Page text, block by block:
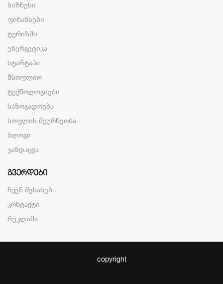
ბიზნესი
ფინანსები
ტურიზმი
ენერგეტიკა
სტარტაპი
მსოფლიო
ტექნოლოგიები
საზოგადოება
სოფლის მეურნეობა
ბლოგი
ჯანდაცვა
ᲒᲕᲔᲠᲓᲔᲑᲘ
ჩვენ შესახებ
კონტაქტი
რეკლამა
copyright